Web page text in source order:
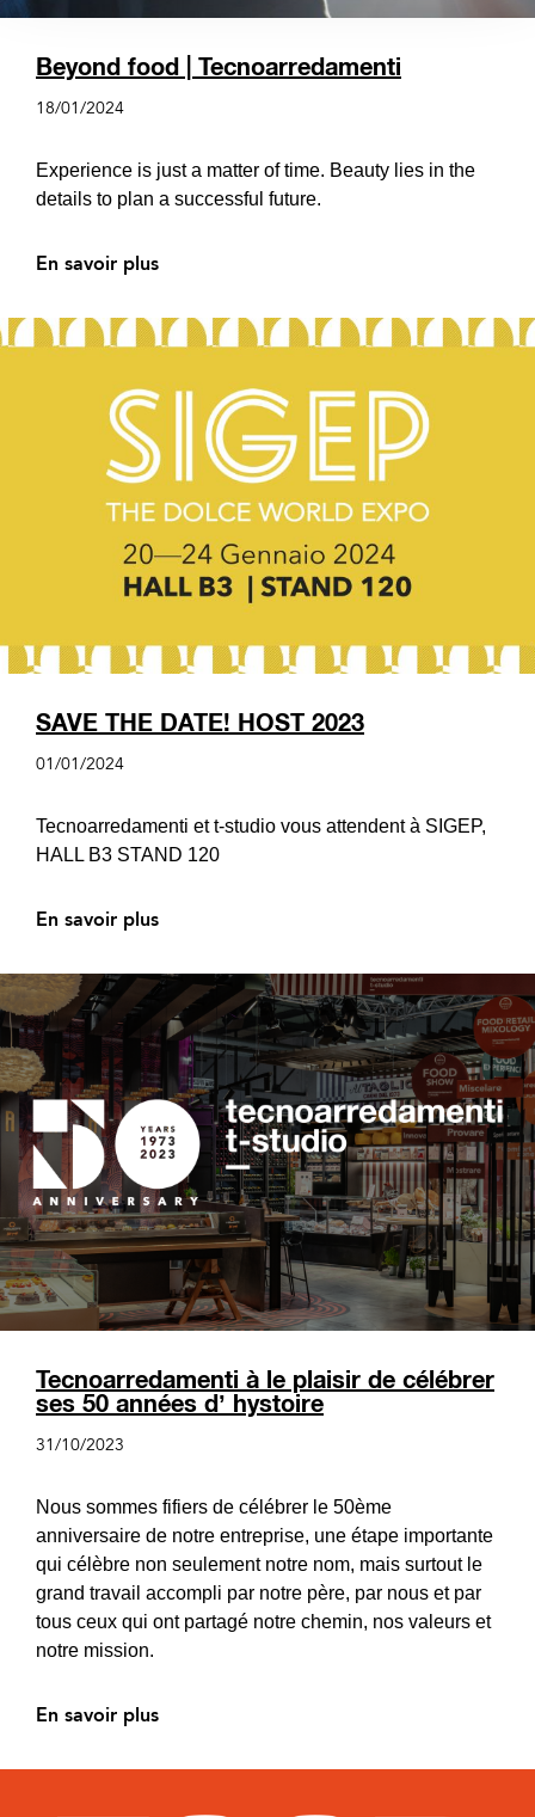
Beyond food | Tecnoarredamenti
18/01/2024
Experience is just a matter of time. Beauty lies in the
details to plan a successful future.
En savoir plus
SAVE THE DATE! HOST 2023
01/01/2024
Tecnoarredamenti et t-studio vous attendent à SIGEP,
HALL B3 STAND 120
En savoir plus
Tecnoarredamenti à le plaisir de célébrer
ses 50 années d’ hystoire
31/10/2023
Nous sommes fifiers de célébrer le 50ème
anniversaire de notre entreprise, une étape importante
qui célèbre non seulement notre nom, mais surtout le
grand travail accompli par notre père, par nous et par
tous ceux qui ont partagé notre chemin, nos valeurs et
notre mission.
En savoir plus